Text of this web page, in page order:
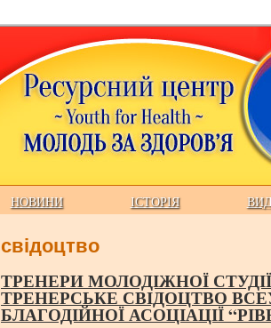
НОВИНИ ІСТОРІЯ
свідоцтво
ТРЕНЕРИ МОЛОДІЖНОЇ
ТРЕНЕРСЬКЕ СВІДОЦТВО
БЛАГОДІЙНОЇ АСОЦІАЦІЇ